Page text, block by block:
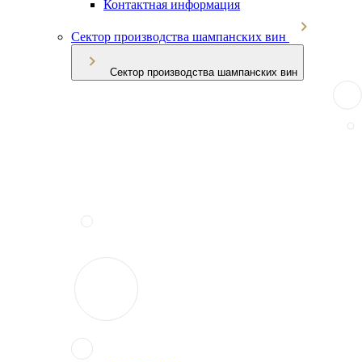
Контактная информация
Сектор производства шампанских вин
Сектор производства шампанских вин